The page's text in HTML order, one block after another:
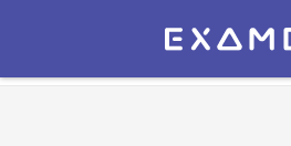
Экзамер — ЕГЭ 2027